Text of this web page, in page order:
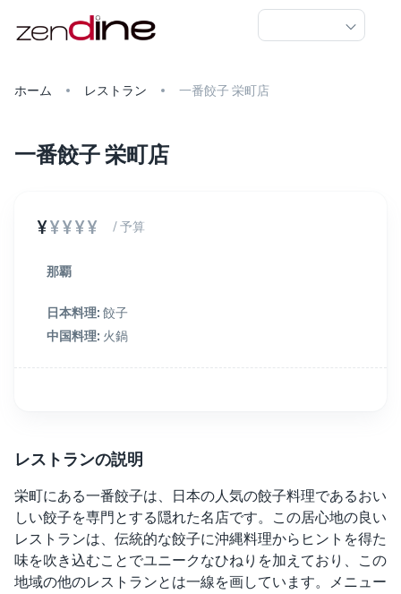
ホーム レストラン 一番餃子 栄町店
一番餃子 栄町店
¥¥¥¥¥ / 予算
那覇
日本料理: 餃子
中国料理: 火鍋
レストランの説明
栄町にある一番餃子は、日本の人気の餃子料理であるおい
しい餃子を専門とする隠れた名店です。この居心地の良い
レストランは、伝統的な餃子に沖縄料理からヒントを得た
味を吹き込むことでユニークなひねりを加えており、この
地域の他のレストランとは一線を画しています。メニュー